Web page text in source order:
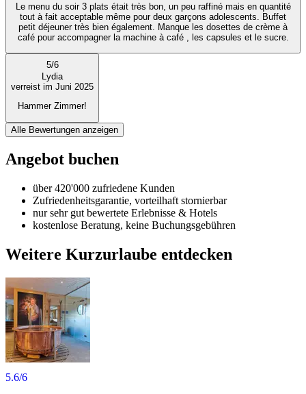
Le menu du soir 3 plats était très bon, un peu raffiné mais en quantité
tout à fait acceptable même pour deux garçons adolescents. Buffet
petit déjeuner très bien également. Manque les dosettes de crème à
café pour accompagner la machine à café , les capsules et le sucre.
5/6
Lydia
verreist im Juni 2025
Hammer Zimmer!
Alle Bewertungen anzeigen
Angebot buchen
über 420'000 zufriedene Kunden
Zufriedenheitsgarantie, vorteilhaft stornierbar
nur sehr gut bewertete Erlebnisse & Hotels
kostenlose Beratung, keine Buchungsgebühren
Weitere Kurzurlaube entdecken
5.6/6